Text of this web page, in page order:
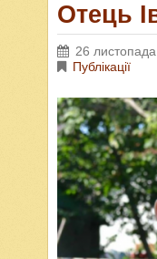
Отець
26
Публікації